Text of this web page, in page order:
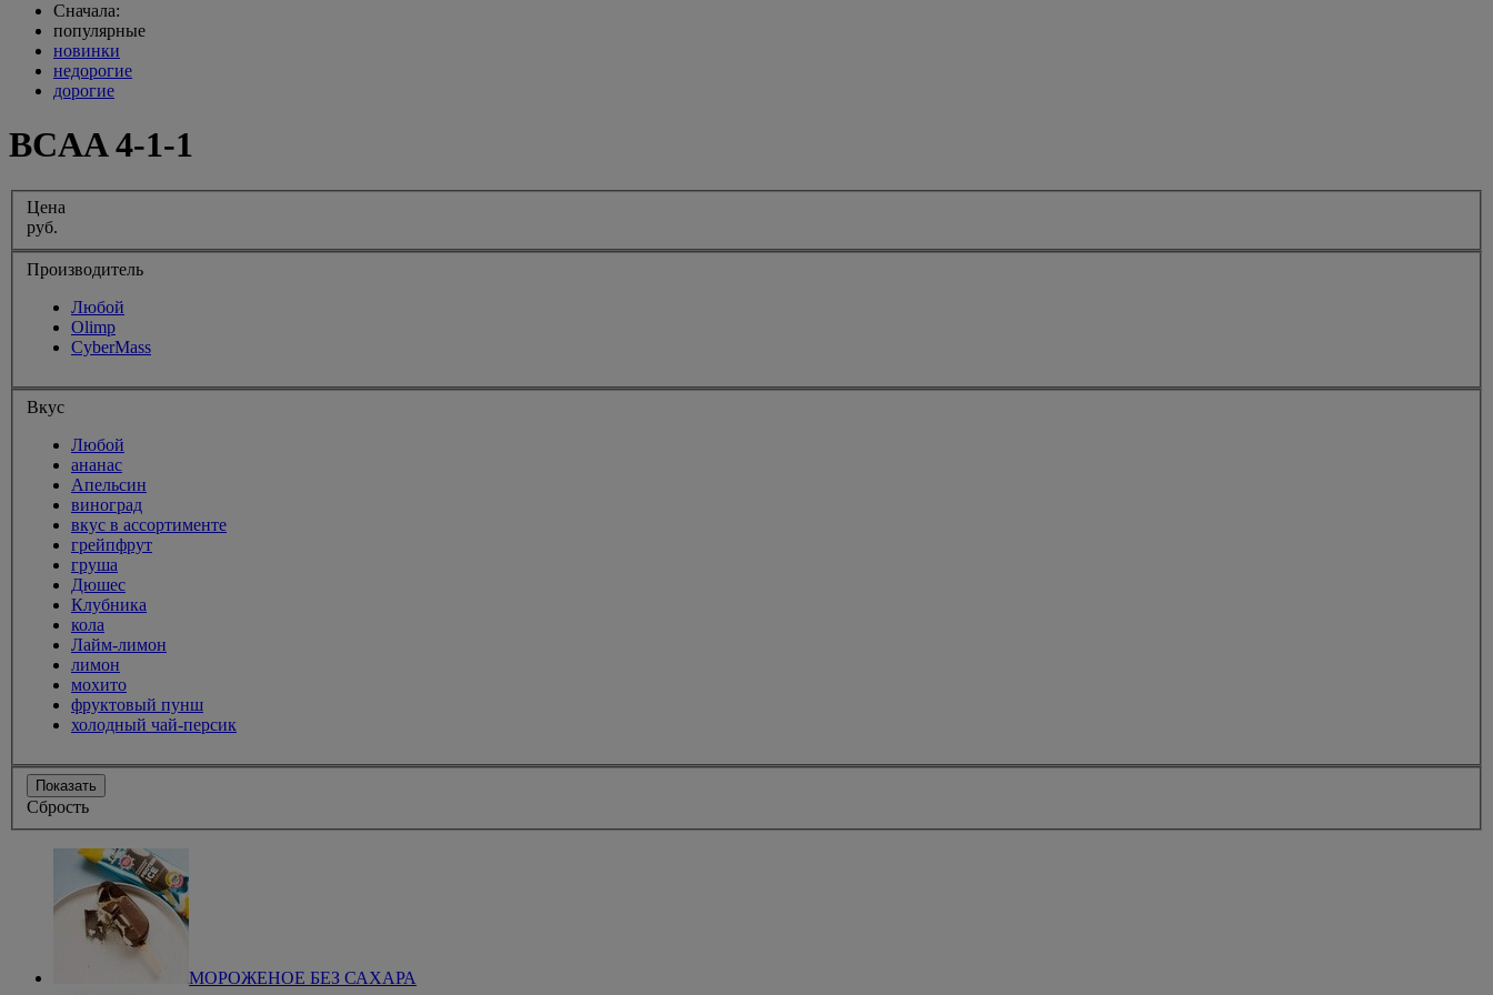
Сначала:
популярные
новинки
недорогие
дорогие
BCAA 4-1-1
Цена
руб.
Производитель
Любой
Olimp
CyberMass
Вкус
Любой
ананас
Апельсин
виноград
вкус в ассортименте
грейпфрут
груша
Дюшес
Клубника
кола
Лайм-лимон
лимон
мохито
фруктовый пунш
холодный чай-персик
Показать
Сбрость
МОРОЖЕНОЕ БЕЗ САХАРА